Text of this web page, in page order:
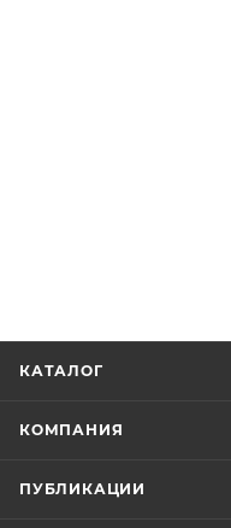
КАТАЛОГ
КОМПАНИЯ
ПУБЛИКАЦИИ